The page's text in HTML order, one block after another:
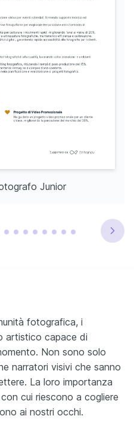
Junior
fotografica, i
artistico capace di
Non sono solo
narratori visivi che sanno
La loro importanza
cui riescono a cogliere
ai nostri occhi.